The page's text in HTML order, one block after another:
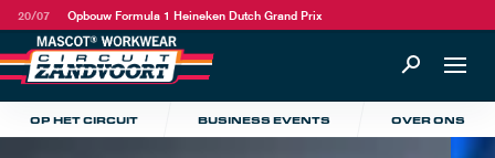
20/07 Opbouw Formula 1 Heineken Dutch Grand Prix
OP HET CIRCUIT BUSINESS EVENTS OVER ONS